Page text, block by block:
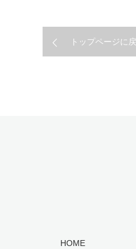
トップページに
HOME